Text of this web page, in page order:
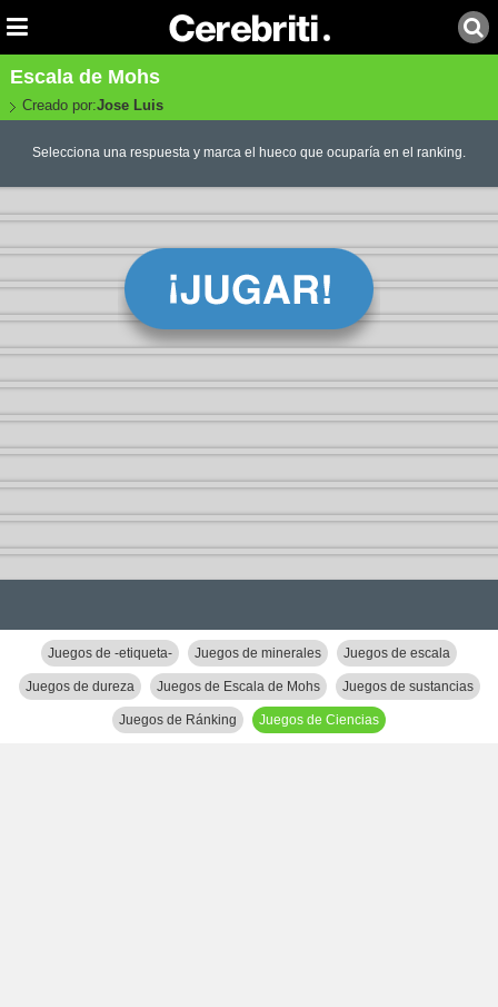
Escala de Mohs
Creado por:Jose Luis
Selecciona una respuesta y marca el hueco que ocuparía en el ranking.
Juegos de -etiqueta- Juegos de minerales Juegos de escala
Juegos de dureza Juegos de Escala de Mohs Juegos de sustancias
Juegos de Ránking Juegos de Ciencias